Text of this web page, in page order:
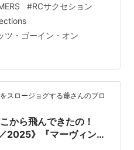
す。 NHK-FM『マイ・フェ
トル
#RCサクセション
ツ・ゴーイン・オン
スロージョグする爺さんのブロ
から飛んできたの！
2025》『マーヴィン・